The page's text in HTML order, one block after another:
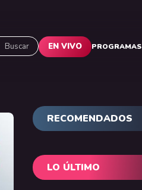
Buscar EN VIVO PROGRAMAS
RECOMENDADOS
LO ÚLTIMO